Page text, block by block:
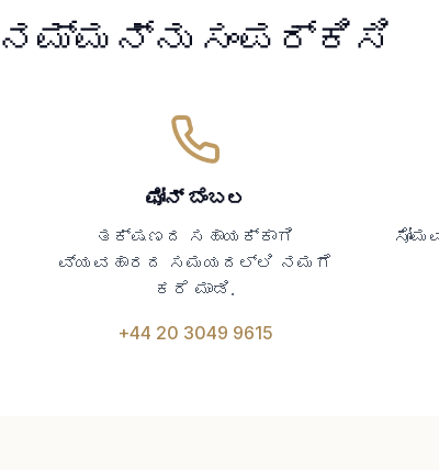
ನಮ್ಮನ್ನು ಸಂಪರ್ಕಿಸಿ
ಫೋನ್ ಬೆಂಬಲ
ತಕ್ಷಣದ ಸಹಾಯಕ್ಕಾಗಿ
ವ್ಯವಹಾರದ ಸಮಯದಲ್ಲಿ ನಮಗೆ
ಕರೆ ಮಾಡಿ.
+44 20 3049 9615